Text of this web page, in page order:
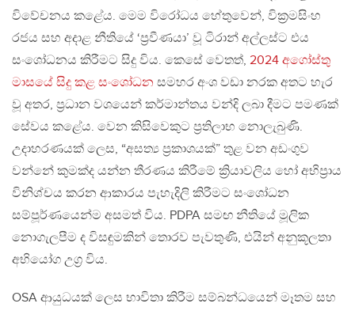
විවේචනය කළේය. මෙම විරෝධය හේතුවෙන්, වික්‍රමසිංහ
රජය සහ අදාළ නීතියේ ‘ප්‍රවීණයා’ වූ ටිරාන් අල්ලස්ට එය
සංශෝධනය කිරීමට සිදු විය. කෙසේ වෙතත්, 2024 අගෝස්තු
මාසයේ සිදු කළ සංශෝධන සමහර අංශ වඩා නරක අතට හැර
වූ අතර, ප්‍රධාන වශයෙන් කර්මාන්තය වන්දි ලබා දීමට පමණක්
සේවය කළේය. වෙන කිසිවෙකුට ප්‍රතිලාභ නොලැබුණි.
උදාහරණයක් ලෙස, “අසත්‍ය ප්‍රකාශයක්” තුළ වන අඩංගුව
වන්නේ කුමක්ද යන්න තීරණය කිරීමේ ක්‍රියාවලිය හෝ අභිප්‍රාය
විනිශ්චය කරන ආකාරය පැහැදිලි කිරීමට සංශෝධන
සම්පූර්ණයෙන්ම අසමත් විය. PDPA සමඟ නීතියේ මූලික
නොගැලපීම ද විසඳුමකින් තොරව පැවතුණි, එයින් අනුකූලතා
අභියෝග උග්‍ර විය.
OSA ආයුධයක් ලෙස භාවිතා කිරීම සම්බන්ධයෙන් මෑතම සහ